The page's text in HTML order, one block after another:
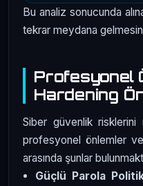
Bu analiz sonucunda
tekrar meydana
Profesyonel
Hardening
Siber güvenlik risklerini
profesyonel önlemler
arasında şunlar
Güçlü Parola